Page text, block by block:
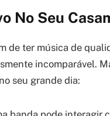
No Seu
de ter música de
incomparável.
seu grande dia: